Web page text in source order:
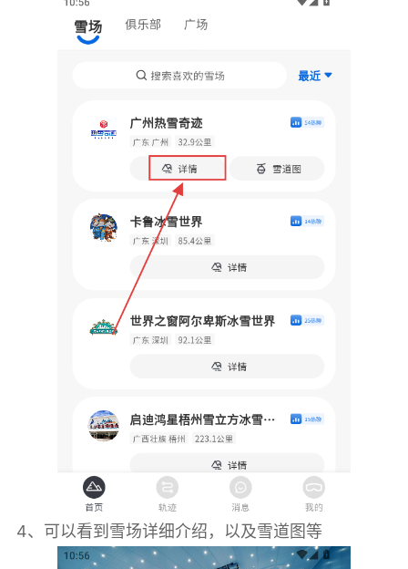
4、可以看到雪场详细介绍，以及雪道图等